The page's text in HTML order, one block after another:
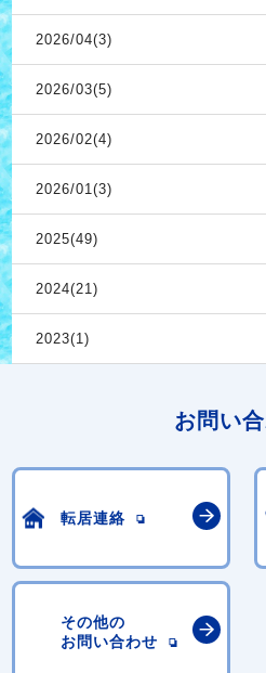
2026/04(3)
2026/03(5)
2026/02(4)
2026/01(3)
2025(49)
2024(21)
2023(1)
お問い
転居連絡
その他の
お問い合わせ